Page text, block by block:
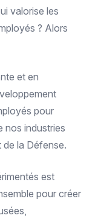
valorise les
? Alors
et en
pour
nos industries
la Défense.
est
pour créer